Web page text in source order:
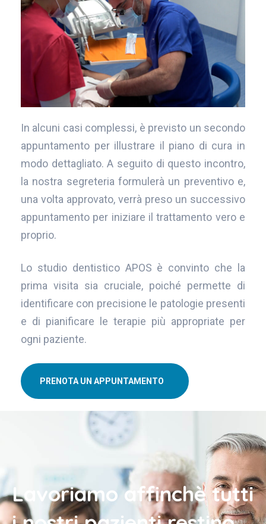
In alcuni casi complessi, è previsto un secondo
appuntamento per illustrare il piano di cura in
modo dettagliato. A seguito di questo incontro,
la nostra segreteria formulerà un preventivo e,
una volta approvato, verrà preso un successivo
appuntamento per iniziare il trattamento vero e
proprio.
Lo studio dentistico APOS è convinto che la
prima visita sia cruciale, poiché permette di
identificare con precisione le patologie presenti
e di pianificare le terapie più appropriate per
ogni paziente.
PRENOTA UN APPUNTAMENTO
Lavoriamo affinchè tutti